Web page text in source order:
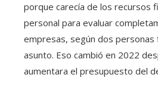
porque carecía de los recursos
personal para evaluar
empresas, según dos personas
asunto. Eso cambió en 2022
aumentara el presupuesto del